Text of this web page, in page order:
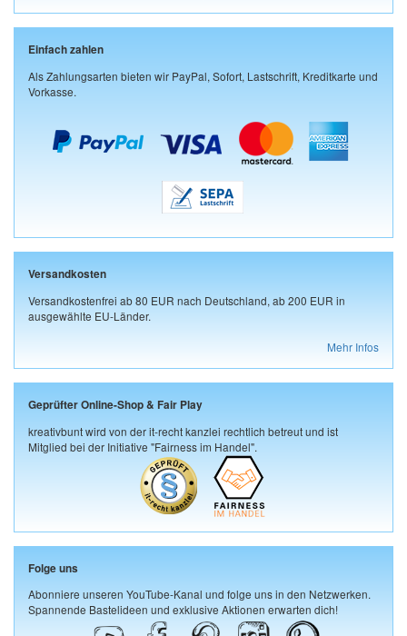
Einfach zahlen
Als Zahlungsarten bieten wir PayPal, Sofort, Lastschrift, Kreditkarte und
Vorkasse.
Versandkosten
Versandkostenfrei ab 80 EUR nach Deutschland, ab 200 EUR in
ausgewählte EU-Länder.
Mehr Infos
Geprüfter Online-Shop & Fair Play
kreativbunt wird von der it-recht kanzlei rechtlich betreut und ist
Mitglied bei der Initiative "Fairness im Handel".
Folge uns
Abonniere unseren YouTube-Kanal und folge uns in den Netzwerken.
Spannende Bastelideen und exklusive Aktionen erwarten dich!